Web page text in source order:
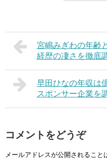
宮嶋みぎわの年齢
経歴の凄さを徹底
早田ひなの年収は
スポンサー企業を
コメントをどうぞ
メールアドレスが公開されること